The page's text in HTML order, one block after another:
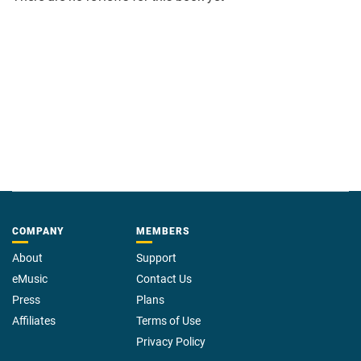
COMPANY
About
eMusic
Press
Affiliates
MEMBERS
Support
Contact Us
Plans
Terms of Use
Privacy Policy